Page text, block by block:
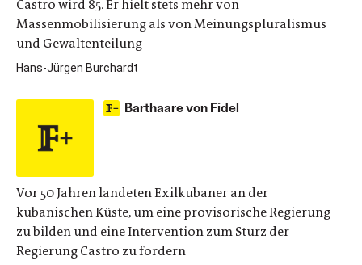
Castro wird 85. Er hielt stets mehr von
Massenmobilisierung als von Meinungspluralismus
und Gewaltenteilung
Hans-Jürgen Burchardt
Barthaare von Fidel
Vor 50 Jahren landeten Exilkubaner an der
kubanischen Küste, um eine provisorische Regierung
zu bilden und eine Intervention zum Sturz der
Regierung Castro zu fordern